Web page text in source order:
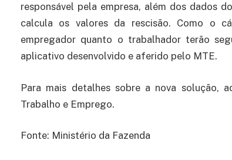
responsável pela empresa, além dos dados
calcula os valores da rescisão. Como o
empregador quanto o trabalhador terão
aplicativo desenvolvido e aferido pelo MTE.
Para mais detalhes sobre a nova solução,
Trabalho e Emprego.
Fonte: Ministério da Fazenda